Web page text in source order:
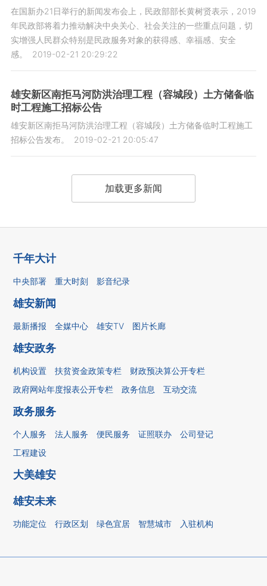
在国新办21日举行的新闻发布会上，民政部部长黄树贤表示，2019
年民政部将着力推动解决中央关心、社会关注的一些重点问题，切
实增强人民群众特别是民政服务对象的获得感、幸福感、安全
感。
2019-02-21 20:29:22
雄安新区南拒马河防洪治理工程（容城段）土方储备临
时工程施工招标公告
雄安新区南拒马河防洪治理工程（容城段）土方储备临时工程施工
招标公告发布。
2019-02-21 20:05:47
加载更多新闻
千年大计
中央部署 重大时刻 影音纪录
雄安新闻
最新播报 全媒中心 雄安TV 图片长廊
雄安政务
机构设置 扶贫资金政策专栏
财政预决算公开专栏
政府网站年度报表公开专栏
政务信息 互动交流
政务服务
个人服务 法人服务 便民服务 证照联办
公司登记
工程建设
大美雄安
雄安未来
功能定位 行政区划 绿色宜居 智慧城市 入驻机构